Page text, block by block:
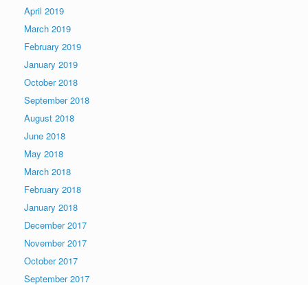
April 2019
March 2019
February 2019
January 2019
October 2018
September 2018
August 2018
June 2018
May 2018
March 2018
February 2018
January 2018
December 2017
November 2017
October 2017
September 2017